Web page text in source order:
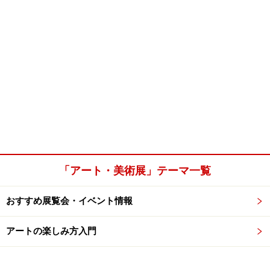
「アート・美術展」テーマ一覧
おすすめ展覧会・イベント情報
アートの楽しみ方入門